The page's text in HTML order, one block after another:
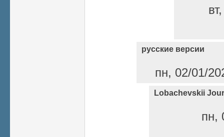
русские версии
пн, 02/01/
Lobachevskii
пн,